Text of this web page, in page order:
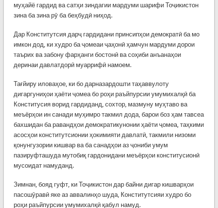
муҳайё гардид ва сатҳи зиндагии мардуми шарифи Тоҷикистон
зина ба зина рӯ ба беҳбудӣ ниҳод.
Дар Конститутсия дарҷ гардидани принсипҳои демократӣ ба мо
имкон дод, ки худро ба ҷомеаи ҷаҳонӣ ҳамчун мардуми дорои
таърих ва забону фарҳанги бостонӣ ва соҳиби анъанаҳои
деринаи давлатдорӣ муаррифӣ намоем.
Тағйиру иловаҳое, ки бо дарназардошти таҳаввулоту
дигаргуниҳои ҳаёти ҷомеа бо роҳи раъйпурсии умумихалқӣ ба
Конститусия ворид гардиданд, сохтор, мазмуну муҳтаво ва
меъёрҳои ин санади муҳимро такмил дода, барои боз ҳам тавсеа
бахшидан ба равандҳои демократикунонии ҳаёти ҷомеа, таҳкими
асосҳои конститутсионии ҳокимияти давлатӣ, такмили низоми
қонунгузории кишвар ва ба санадҳои аз ҷониби умум
пазируфташуда мутобиқ гардонидани меъёрҳои конститусионӣ
мусоидат намуданд.
Зимнан, бояд гуфт, ки Тоҷикистон дар байни дигар кишварҳои
пасошӯравӣ яке аз аввалинҳо шуда, Конститутсияи худро бо
роҳи раъйпурсии умумихалқӣ қабул намуд.